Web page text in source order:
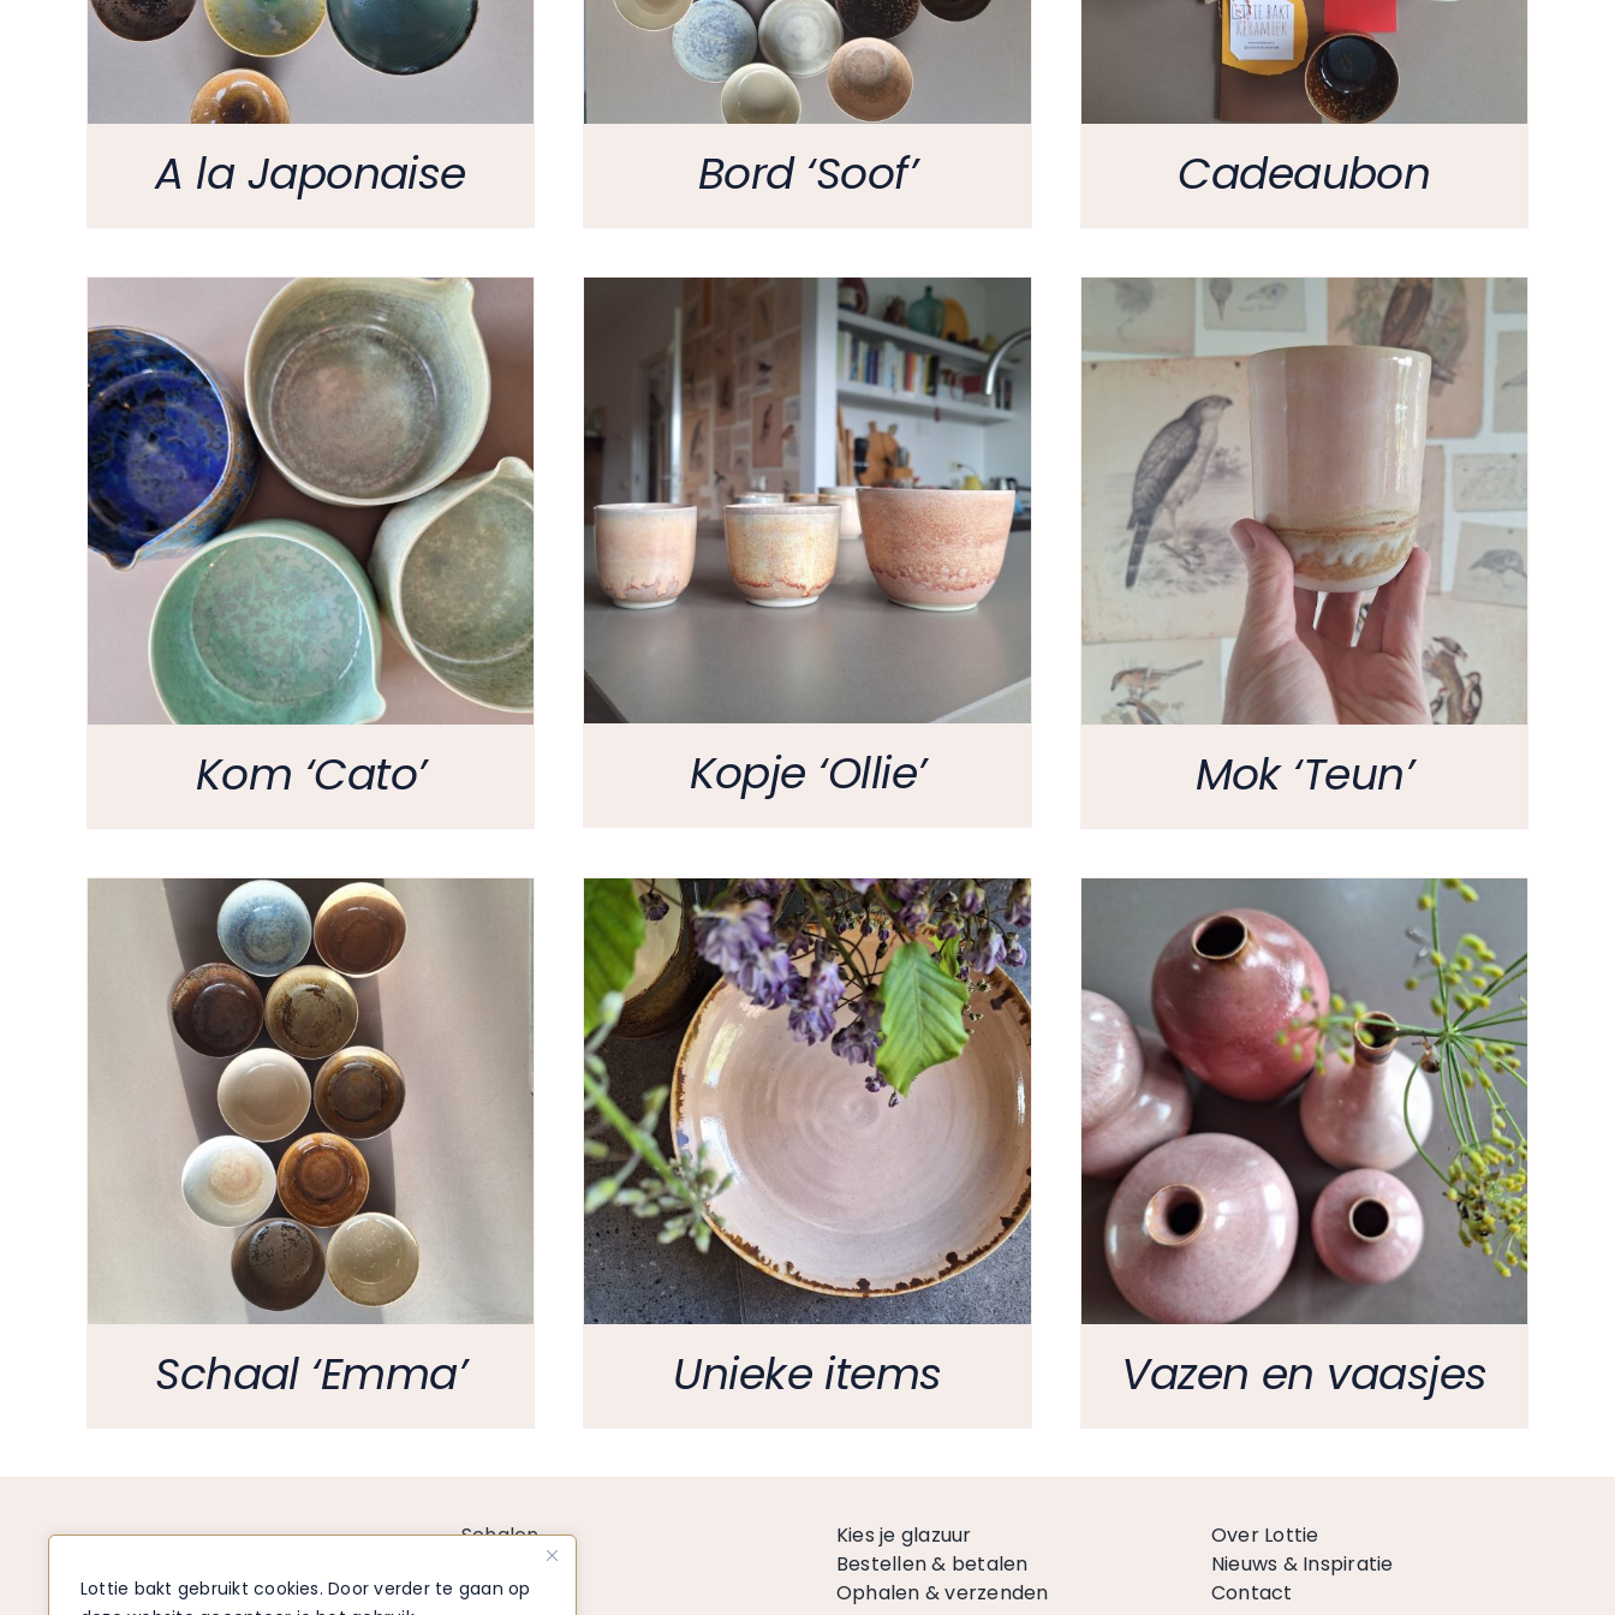
Lottie bakt gebruikt cookies. Door verder te gaan op
A la Japonaise Bord ‘Soof’ Cadeaubon
Kom ‘Cato’ Kopje ‘Ollie’ Mok ‘Teun’
Schaal ‘Emma’ Unieke items Vazen en vaasjes
Schalen
Mokken
Kies je glazuur
Bestellen & betalen
Ophalen & verzenden
Over Lottie
Nieuws & Inspiratie
Contact